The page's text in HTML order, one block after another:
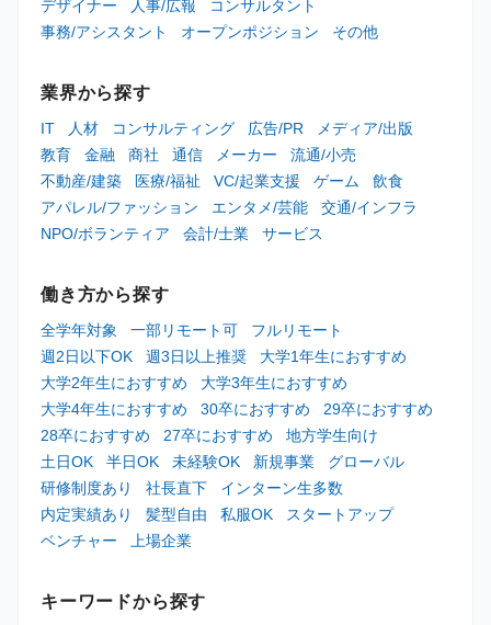
デザイナー 人事/広報
コンサルタント
事務/アシスタント
オープンポジション その他
業界から探す
IT 人材 コンサルティング 広告/PR
メディア/出版
教育
金融 商社 通信 メーカー
流通/小売
不動産/建築
医療/福祉 VC/起業支援 ゲーム
飲食
アパレル/ファッション
エンタメ/芸能
交通/インフラ
NPO/ボランティア
会計/士業 サービス
働き方から探す
全学年対象 一部リモート可
フルリモート
週2日以下OK
週3日以上推奨
大学1年生におすすめ
大学2年生におすすめ
大学3年生におすすめ
大学4年生におすすめ
30卒におすすめ
29卒におすすめ
28卒におすすめ
27卒におすすめ
地方学生向け
土日OK
半日OK 未経験OK 新規事業
グローバル
研修制度あり
社長直下
インターン生多数
内定実績あり
髪型自由 私服OK
スタートアップ
ベンチャー
上場企業
キーワードから探す